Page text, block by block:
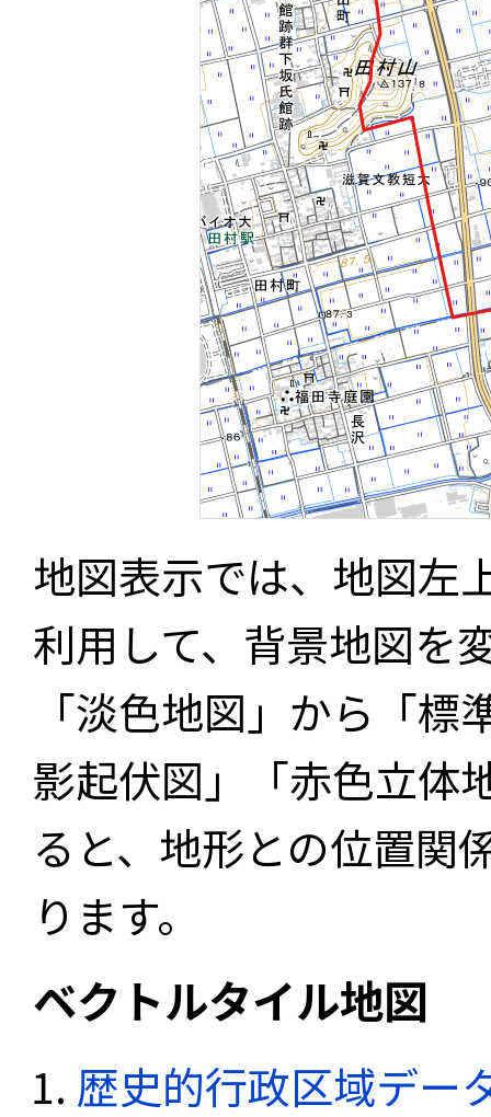
地図表示では、地図左
利用して、背景地図を
「淡色地図」から「
影起伏図」「赤色立体
ると、地形との位置関
ります。
ベクトルタイル地図
歴史的行政区域デー